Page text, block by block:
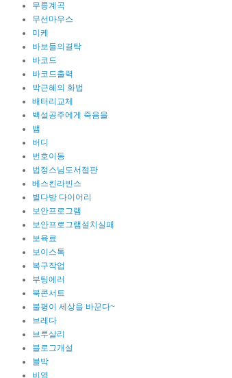
무릉계곡
무선마우스
미케
바보들의결탁
바코드
바코드출력
박근혜의 화법
배터리교체
백설공주에게 죽음을
뱀
버디
번호이동
법정스님도서절판
베스킨라빈스
별다방 다이어리
보안프로그램
보안프로그램설치실패
보육료
보이스톡
복구작업
부팅에러
북콘서트
불평이 세상을 바꾼다~
브레다
브루살리
블로그개설
블박
비염